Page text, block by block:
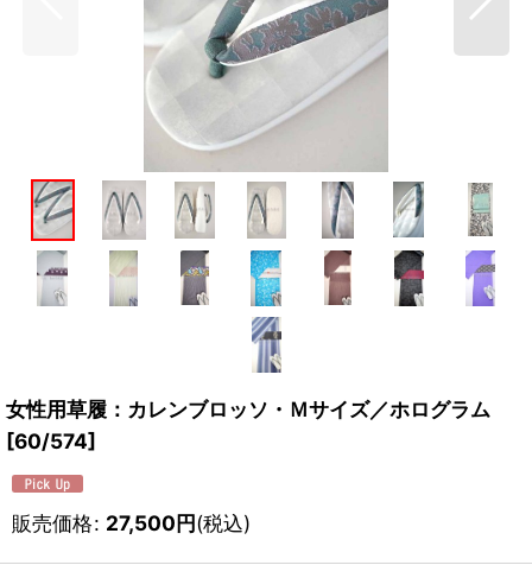
女性用草履：カレンブロッソ・Ｍサイズ／ホログラム
[60/574]
販売価格: 27,500円(税込)